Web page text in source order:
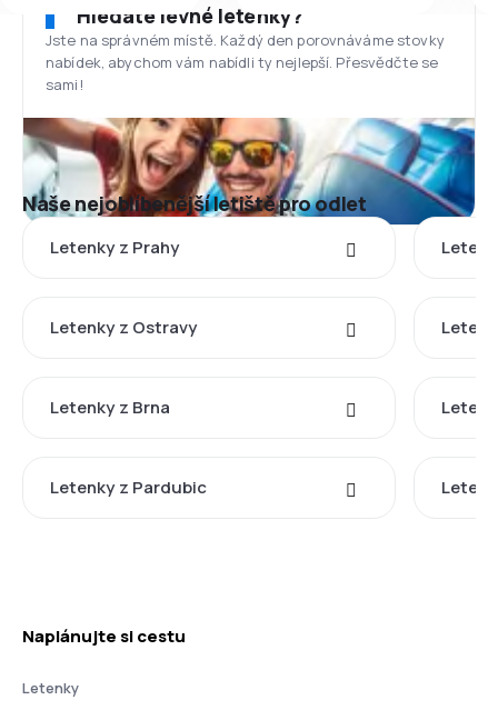
Hledáte levné letenky?
Jste na správném místě. Každý den porovnáváme stovky
nabídek, abychom vám nabídli ty nejlepší. Přesvědčte se
sami!
Naše nejoblíbenější letiště pro odlet
Letenky z Prahy
Letenky z Ostravy
Letenky z Brna
Letenky z Pardubic
Naplánujte si cestu
Letenky